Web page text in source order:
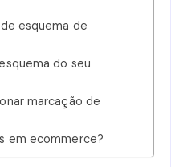
esquema de
do seu
marcação de
em ecommerce?